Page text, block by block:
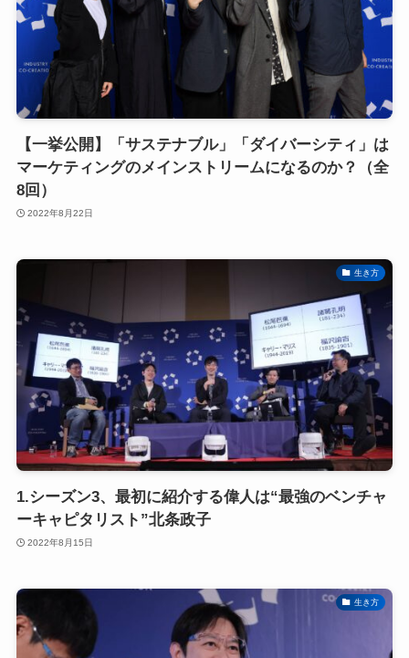
【一挙公開】「サステナブル」「ダイバーシティ」は
マーケティングのメインストリームになるのか？（全
8回）
2022年8月22日
生き方
1.シーズン3、最初に紹介する偉人は“最強のベンチャ
ーキャピタリスト”北条政子
2022年8月15日
生き方